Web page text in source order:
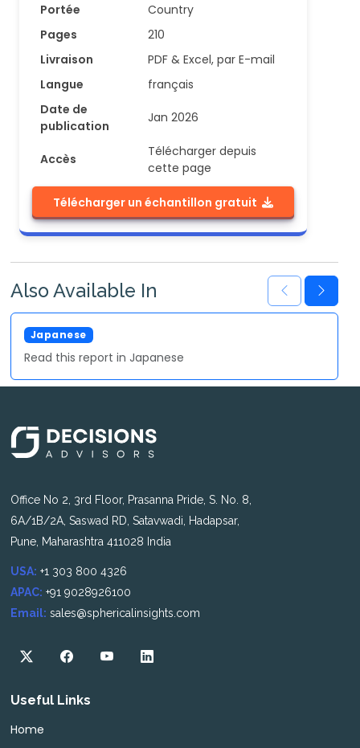
Portée
Country
Pages
210
Livraison
PDF & Excel, par E-mail
Langue
français
Date de
publication
Jan 2026
Accès
Télécharger depuis
cette page
Télécharger un échantillon gratuit
Also Available In
Japanese
Read this report in Japanese
Office No 2, 3rd Floor, Prasanna Pride, S. No. 8,
6A/1B/2A, Saswad RD, Satavwadi, Hadapsar,
Pune, Maharashtra 411028 India
USA: +1 303 800 4326
APAC: +91 9028926100
Email: sales@sphericalinsights.com
Useful Links
Home